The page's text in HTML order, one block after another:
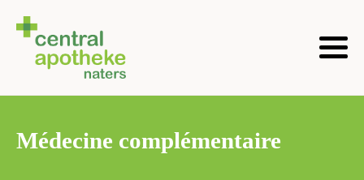
Médecine complémentaire